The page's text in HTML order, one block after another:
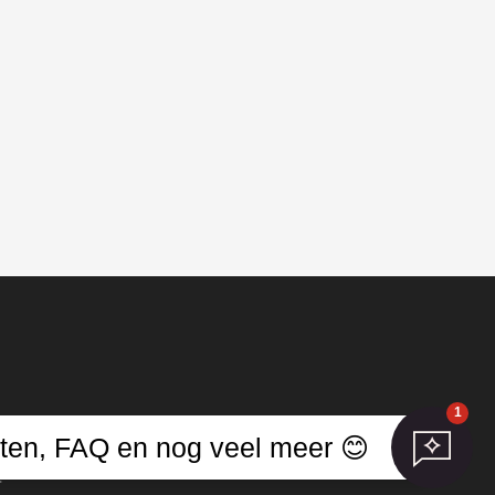
1
FAQ en nog veel meer 😊